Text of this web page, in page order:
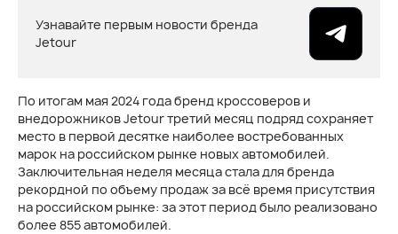
Узнавайте первым новости бренда
Jetour
По итогам мая 2024 года бренд кроссоверов и
внедорожников Jetour третий месяц подряд сохраняет
место в первой десятке наиболее востребованных
марок на российском рынке новых автомобилей.
Заключительная неделя месяца стала для бренда
рекордной по объему продаж за всё время присутствия
на российском рынке: за этот период было реализовано
более 855 автомобилей.